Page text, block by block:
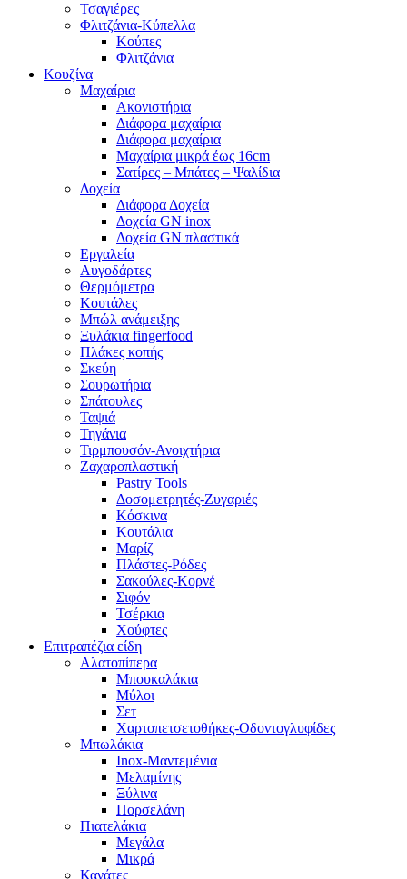
Τσαγιέρες
Φλιτζάνια-Κύπελλα
Κούπες
Φλιτζάνια
Κουζίνα
Mαχαίρια
Ακονιστήρια
Διάφορα μαχαίρια
Διάφορα μαχαίρια
Μαχαίρια μικρά έως 16cm
Σατίρες – Μπάτες – Ψαλίδια
Δοχεία
Διάφορα Δοχεία
Δοχεία GN inox
Δοχεία GN πλαστικά
Εργαλεία
Αυγοδάρτες
Θερμόμετρα
Κουτάλες
Μπώλ ανάμειξης
Ξυλάκια fingerfood
Πλάκες κοπής
Σκεύη
Σουρωτήρια
Σπάτουλες
Ταψιά
Τηγάνια
Τιρμπουσόν-Ανοιχτήρια
Ζαχαροπλαστική
Pastry Tools
Δοσομετρητές-Ζυγαριές
Κόσκινα
Κουτάλια
Μαρίζ
Πλάστες-Ρόδες
Σακούλες-Κορνέ
Σιφόν
Τσέρκια
Χούφτες
Επιτραπέζια είδη
Αλατοπίπερα
Μπουκαλάκια
Μύλοι
Σετ
Χαρτοπετσετοθήκες-Οδοντογλυφίδες
Μπωλάκια
Inox-Μαντεμένια
Μελαμίνης
Ξύλινα
Πορσελάνη
Πιατελάκια
Μεγάλα
Μικρά
Κανάτες